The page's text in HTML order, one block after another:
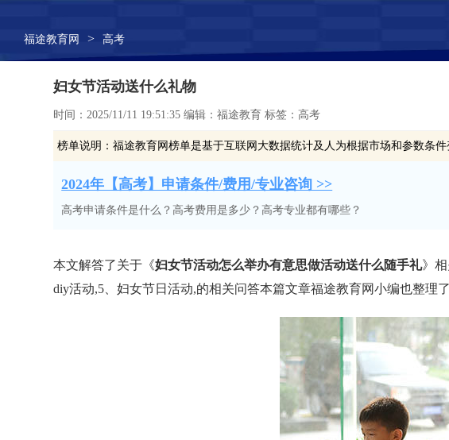
福途教育网 > 高考
妇女节活动送什么礼物
时间：2025/11/11 19:51:35 编辑：福途教育 标签：高考
榜单说明：福途教育网榜单是基于互联网大数据统计及人为根据市场和参数条
2024年【高考】申请条件/费用/专业咨询 >>
高考申请条件是什么？高考费用是多少？高考专业都有哪些？
本文解答了关于《妇女节活动怎么举办有意思做活动送什么随手礼》
diy活动,5、妇女节日活动,的相关问答本篇文章福途教育网小编也整理